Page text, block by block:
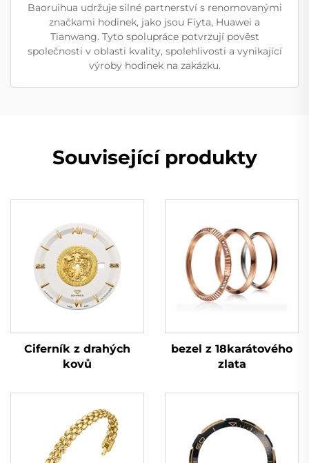
Baoruihua udržuje silné partnerství s renomovanými
značkami hodinek, jako jsou Fiyta, Huawei a
Tianwang. Tyto spolupráce potvrzují pověst
společnosti v oblasti kvality, spolehlivosti a vynikající
výroby hodinek na zakázku.
Související produkty
Ciferník z drahých
kovů
bezel z 18karátového
zlata